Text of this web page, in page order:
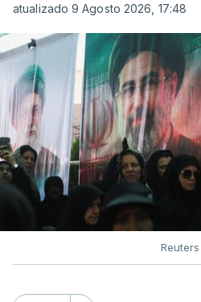
atualizado 9 Agosto 2026, 17:48
Reuters